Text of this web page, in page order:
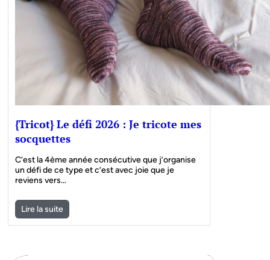
{Tricot} Le défi 2026 : Je tricote mes
socquettes
C’est la 4ème année consécutive que j’organise
un défi de ce type et c’est avec joie que je
reviens vers…
Lire la suite